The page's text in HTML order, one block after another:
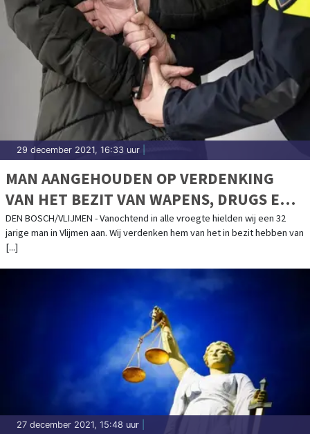
29 december 2021, 16:33 uur
MAN AANGEHOUDEN OP VERDENKING
VAN HET BEZIT VAN WAPENS, DRUGS EN
VOOR HOODFIGHTS
DEN BOSCH/VLIJMEN - Vanochtend in alle vroegte hielden wij een 32
jarige man in Vlijmen aan. Wij verdenken hem van het in bezit hebben van
[...]
27 december 2021, 15:48 uur